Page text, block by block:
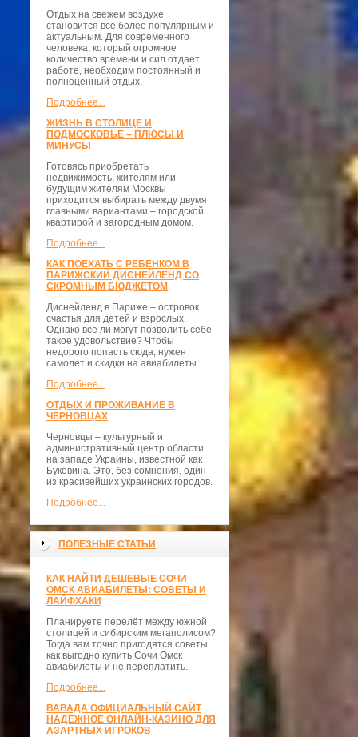
Отдых на свежем воздухе
становится все более популярным и
актуальным. Для современного
человека, который огромное
количество времени и сил отдает
работе, необходим постоянный и
полноценный отдых.
Подробнее...
ЖИЗНЬ В СТОЛИЦЕ И
ПОДМОСКОВЬЕ – ПЛЮСЫ И
МИНУСЫ
Готовясь приобретать
недвижимость, жителям или
будущим жителям Москвы
приходится выбирать между двумя
главными вариантами – городской
квартирой и загородным домом.
Подробнее...
КАК ПОЕХАТЬ С РЕБЕНКОМ В
ПАРИЖСКИЙ ДИСНЕЙЛЕНД СО
СКРОМНЫМ БЮДЖЕТОМ
Диснейленд в Париже – островок
счастья для детей и взрослых.
Однако все ли могут позволить себе
такое удовольствие? Чтобы
недорого попасть сюда, нужен
самолет и скидки на авиабилеты.
Подробнее...
ОТДЫХ И ПРОЖИВАНИЕ В
ЧЕРНОВЦАХ
Черновцы – культурный и
административный центр области
на западе Украины, известной как
Буковина. Это, без сомнения, один
из красивейших украинских городов.
Подробнее...
ПОЛЕЗНЫЕ СТАТЬИ
КАК НАЙТИ ДЕШЕВЫЕ СОЧИ
ОМСК АВИАБИЛЕТЫ: СОВЕТЫ И
ЛАЙФХАКИ
Планируете перелёт между южной
столицей и сибирским мегаполисом?
Тогда вам точно пригодятся советы,
как выгодно купить Сочи Омск
авиабилеты и не переплатить.
Подробнее...
ВАВАДА ОФИЦИАЛЬНЫЙ САЙТ
НАДЕЖНОЕ ОНЛАЙН-КАЗИНО ДЛЯ
АЗАРТНЫХ ИГРОКОВ